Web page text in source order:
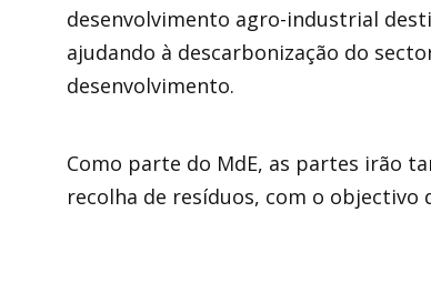
desenvolvimento agro-industrial
ajudando à descarbonização do
desenvolvimento.
Como parte do MdE, as partes irão
recolha de resíduos, com o objectivo